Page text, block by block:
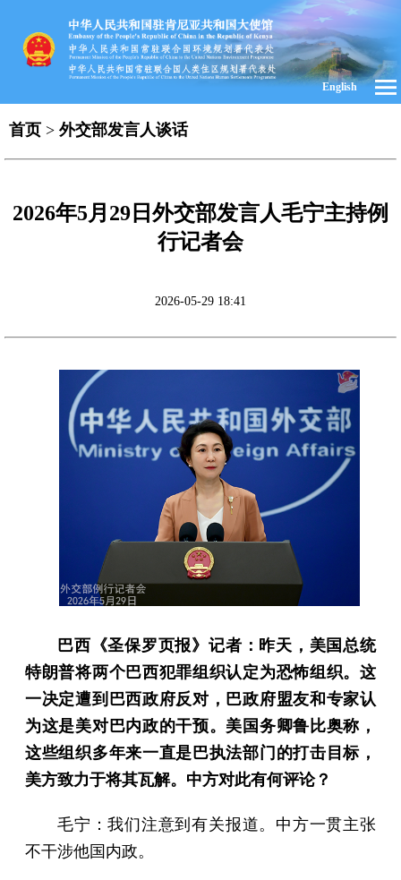
English
首页 > 外交部发言人谈话
2026年5月29日外交部发言人毛宁主持例
行记者会
2026-05-29 18:41
巴西《圣保罗页报》记者：昨天，美国总统
特朗普将两个巴西犯罪组织认定为恐怖组织。这
一决定遭到巴西政府反对，巴政府盟友和专家认
为这是美对巴内政的干预。美国务卿鲁比奥称，
这些组织多年来一直是巴执法部门的打击目标，
美方致力于将其瓦解。中方对此有何评论？
毛宁：我们注意到有关报道。中方一贯主张
不干涉他国内政。